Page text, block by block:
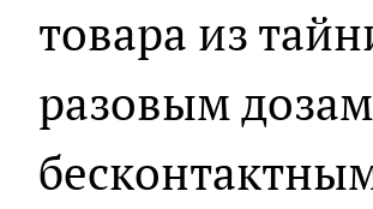
товара из
разовым